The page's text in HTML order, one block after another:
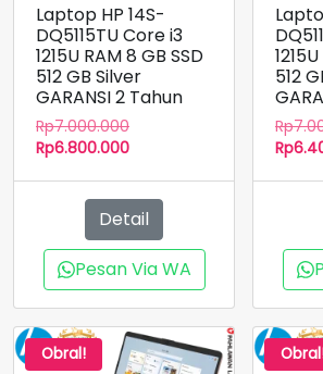
Laptop HP 14S-
DQ5115TU Core i3
1215U RAM 8 GB SSD
512 GB Silver
GARANSI 2 Tahun
Rp7.000.000Harga
aslinya
Rp6.800.000Harga
adalah:
Rp6.800.000.
Detail
Pesan Via WA
512
Rp
Rp
Obral!